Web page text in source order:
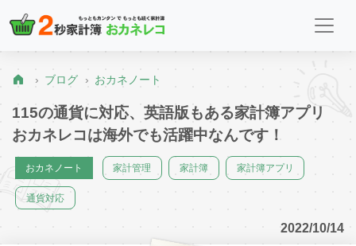
ブログ おカネノート
115の通貨に対応、英語版もある家計簿アプリ
おカネレコは海外でも活躍中なんです！
おカネノート 家計管理 家計簿 家計簿アプリ
通貨対応
2022/10/14